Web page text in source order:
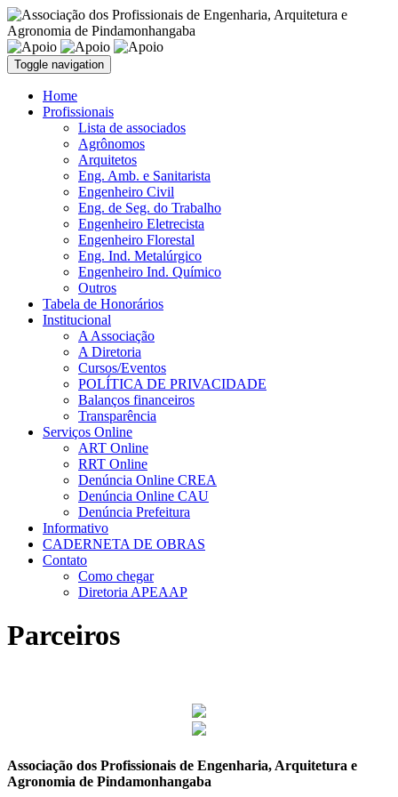
Toggle navigation
Home
Profissionais
Lista de associados
Agrônomos
Arquitetos
Eng. Amb. e Sanitarista
Engenheiro Civil
Eng. de Seg. do Trabalho
Engenheiro Eletrecista
Engenheiro Florestal
Eng. Ind. Metalúrgico
Engenheiro Ind. Químico
Outros
Tabela de Honorários
Institucional
A Associação
A Diretoria
Cursos/Eventos
POLÍTICA DE PRIVACIDADE
Balanços financeiros
Transparência
Serviços Online
ART Online
RRT Online
Denúncia Online CREA
Denúncia Online CAU
Denúncia Prefeitura
Informativo
CADERNETA DE OBRAS
Contato
Como chegar
Diretoria APEAAP
Parceiros
Associação dos Profissionais de Engenharia, Arquitetura e
Agronomia de Pindamonhangaba